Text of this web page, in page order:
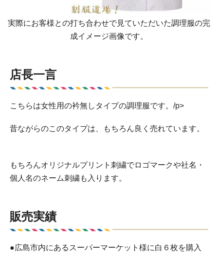
実際にお客様との打ち合わせで見ていただいた調理服の完
成イメージ画像です。
店長一言
こちらは女性用の衿無しタイプの調理服です。/p>
昔ながらのこのタイプは、もちろん良く売れています。
もちろんオリジナルプリント刺繍でロゴマークや社名・
個人名のネーム刺繍も入ります。
販売実績
●広島市内にあるスーパーマーケット様に白６枚を購入